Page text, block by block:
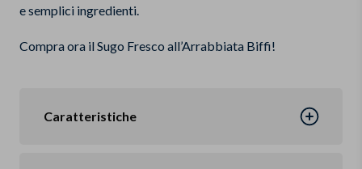
e semplici ingredienti.
Compra ora il Sugo Fresco all’Arrabbiata Biffi!
Caratteristiche